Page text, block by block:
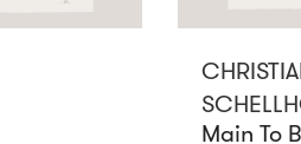
Main To